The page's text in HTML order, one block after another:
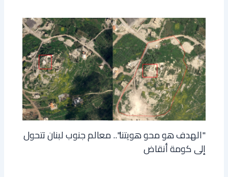
"الهدف هو محو هويتنا".. معالم جنوب لبنان تتحول
إلى كومة أنقاض